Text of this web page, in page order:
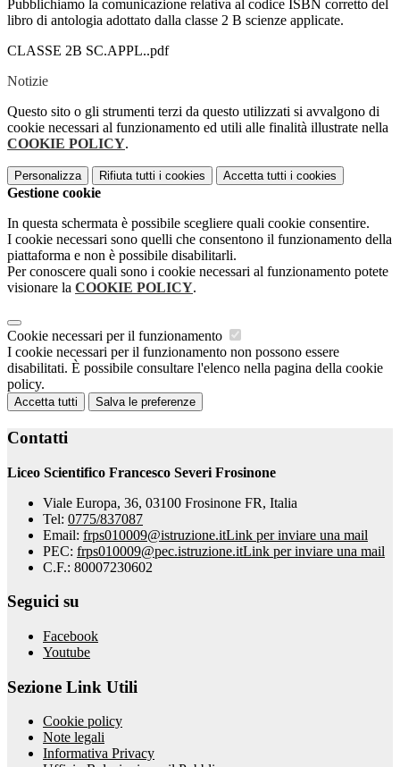
Pubblichiamo la comunicazione relativa al codice ISBN corretto del
libro di antologia adottato dalla classe 2 B scienze applicate.
CLASSE 2B SC.APPL..pdf
Notizie
Questo sito o gli strumenti terzi da questo utilizzati si avvalgono di
cookie necessari al funzionamento ed utili alle finalità illustrate nella
COOKIE POLICY.
Personalizza Rifiuta tutti i cookies Accetta tutti i cookies
Gestione cookie
In questa schermata è possibile scegliere quali cookie consentire.
I cookie necessari sono quelli che consentono il funzionamento della
piattaforma e non è possibile disabilitarli.
Per conoscere quali sono i cookie necessari al funzionamento potete
visionare la COOKIE POLICY.
Cookie necessari per il funzionamento
I cookie necessari per il funzionamento non possono essere
disabilitati. È possibile consultare l'elenco nella pagina della cookie
policy.
Accetta tutti Salva le preferenze
Contatti
Liceo Scientifico Francesco Severi Frosinone
Viale Europa, 36, 03100 Frosinone FR, Italia
Tel: 0775/837087
Email: frps010009@istruzione.itLink per inviare una mail
PEC: frps010009@pec.istruzione.itLink per inviare una mail
C.F.: 80007230602
Seguici su
Facebook
Youtube
Sezione Link Utili
Cookie policy
Note legali
Informativa Privacy